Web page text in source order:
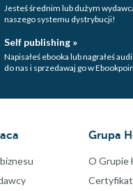
Jesteś średnim lub dużym
naszego systemu dystrybucji!
Self publishing »
Napisałeś ebooka lub nagrałeś
do nas i sprzedawaj go w
Grupa
O Grupie
Certyfikat